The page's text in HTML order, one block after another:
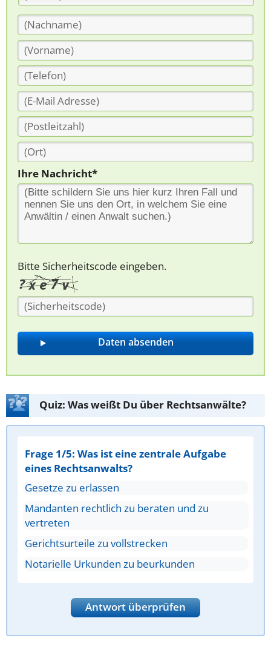
Ihre Nachricht*
Bitte Sicherheitscode eingeben.
Quiz: Was weißt Du über Rechtsanwälte?
Frage 1/5: Was ist eine zentrale Aufgabe
eines Rechtsanwalts?
Gesetze zu erlassen
Mandanten rechtlich zu beraten und zu
vertreten
Gerichtsurteile zu vollstrecken
Notarielle Urkunden zu beurkunden
Antwort überprüfen